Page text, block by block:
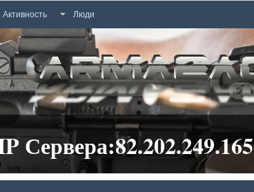
Активность Люди
Сервера:82.202.249.165